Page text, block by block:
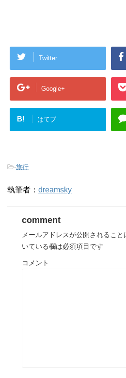
Twitter
Google+
B! はてブ
-旅行
執筆者： dreamsky
comment
メールアドレスが公開されること
いている欄は必須項目です
コメント